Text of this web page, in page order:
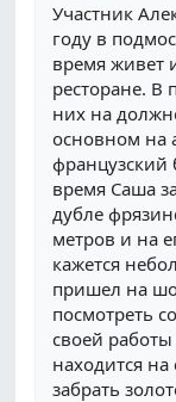
Участник
году в
время живет
ресторане. В
них на
основном на
французский
время Саша
дубле
метров и на
кажется
пришел на
посмотреть
своей
находится
забрать